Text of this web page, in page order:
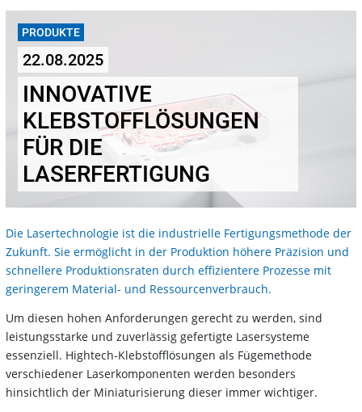
PRODUKTE
22.08.2025
INNOVATIVE
KLEBSTOFFLÖSUNGEN
FÜR DIE
LASERFERTIGUNG
Die Lasertechnologie ist die industrielle Fertigungsmethode der
Zukunft. Sie ermöglicht in der Produktion höhere Präzision und
schnellere Produktionsraten durch effizientere Prozesse mit
geringerem Material- und Ressourcenverbrauch.
Um diesen hohen Anforderungen gerecht zu werden, sind
leistungsstarke und zuverlässig gefertigte Lasersysteme
essenziell. Hightech-Klebstofflösungen als Fügemethode
verschiedener Laserkomponenten werden besonders
hinsichtlich der Miniaturisierung dieser immer wichtiger.